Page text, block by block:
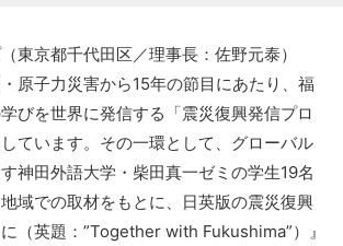
東京都千代田区／理事長：佐野元泰）
原子力災害から15年の節目にあたり、福
びを世界に発信する「震災復興発信プロ
ています。その一環として、グローバル
神田外語大学・柴田真一ゼミの学生19名
域での取材をもとに、日英版の震災復興
（英題：”Together with Fukushima”）』